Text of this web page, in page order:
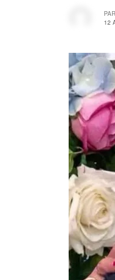
PAR
12